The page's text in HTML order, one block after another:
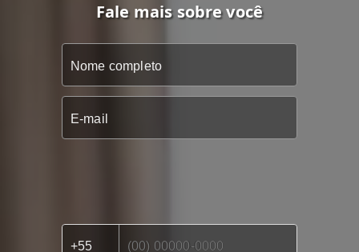
Fale mais sobre você